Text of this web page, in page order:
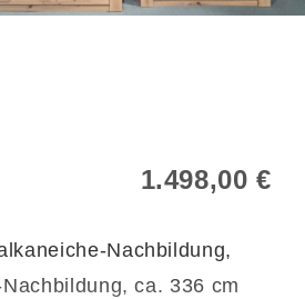
1.498,00 €
Nachbildung,
ca. 336 cm